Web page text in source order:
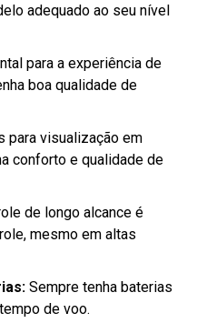
adequado ao seu nível
para a experiência de
boa qualidade de
para visualização em
conforto e qualidade de
de longo alcance é
mesmo em altas
Sempre tenha baterias
de voo.